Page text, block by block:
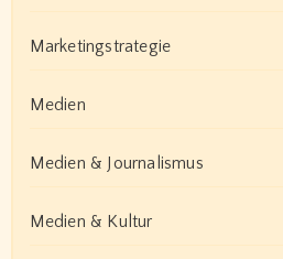
Marketingstrategie
Medien
Medien & Journalismus
Medien & Kultur